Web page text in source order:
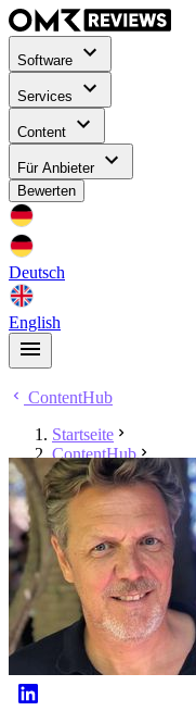
Software
Services
Content
Für Anbieter
Bewerten
Deutsch
English
ContentHub
Startseite
ContentHub
Christoph Dahn